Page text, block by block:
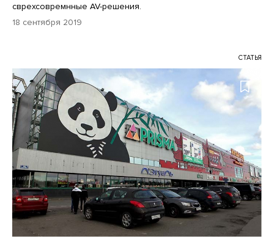
сврехсовремнные AV-решения.
18 сентября 2019
СТАТЬЯ